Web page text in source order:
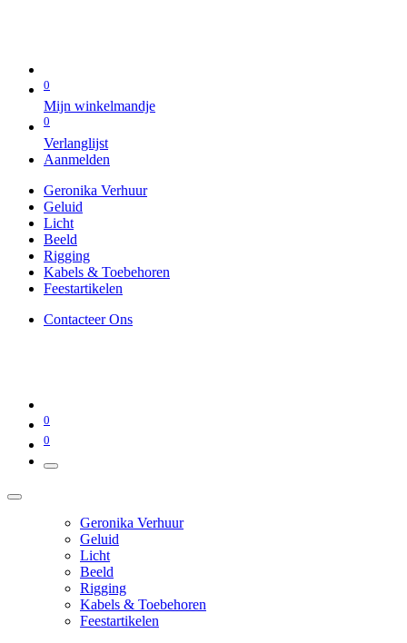
0
Mijn winkelmandje
0
Verlanglijst
Aanmelden
Geronika Verhuur
Geluid
Licht
Beeld
Rigging
Kabels & Toebehoren
Feestartikelen
Contacteer Ons
0
0
Geronika Verhuur
Geluid
Licht
Beeld
Rigging
Kabels & Toebehoren
Feestartikelen